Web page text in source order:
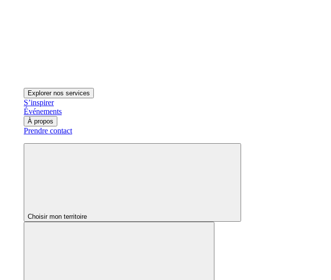
Explorer nos services
S’inspirer
Événements
À propos
Prendre contact
Choisir mon territoire